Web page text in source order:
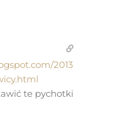
2013
te pychotki